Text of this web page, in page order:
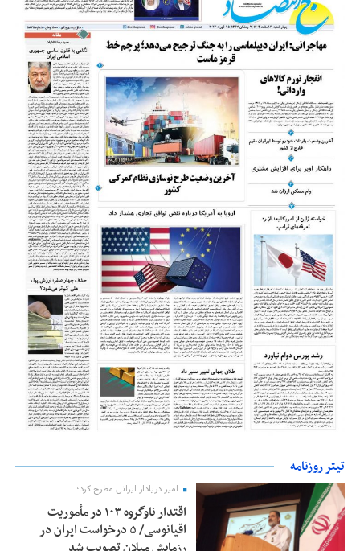
تیتر روزنامه
امیر دریادار ایرانی مطرح کرد؛
اقتدار ناوگروه ۱۰۳ در مأموریت‌
اقیانوسی/ ۵ درخواست ایران در